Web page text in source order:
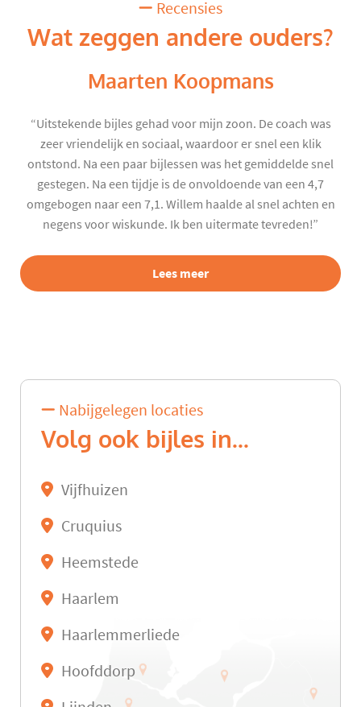
Recensies
Wat zeggen andere ouders?
Maarten Koopmans
“Uitstekende bijles gehad voor mijn zoon. De coach was
zeer vriendelijk en sociaal, waardoor er snel een klik
ontstond. Na een paar bijlessen was het gemiddelde snel
gestegen. Na een tijdje is de onvoldoende van een 4,7
omgebogen naar een 7,1. Willem haalde al snel achten en
negens voor wiskunde. Ik ben uitermate tevreden!”
Lees meer
Nabijgelegen locaties
Volg ook bijles in...
Vijfhuizen
Cruquius
Heemstede
Haarlem
Haarlemmerliede
Hoofddorp